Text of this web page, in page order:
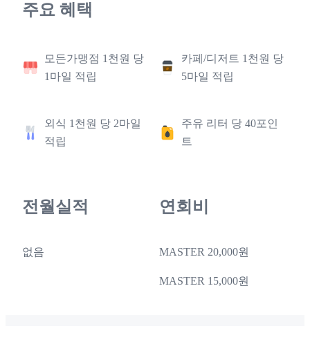
주요 혜택
모든가맹점 1천원 당
1마일 적립
카페/디저트 1천원 당
5마일 적립
외식 1천원 당 2마일
적립
주유 리터 당 40포인
트
전월실적
없음
연회비
MASTER 20,000원
MASTER 15,000원